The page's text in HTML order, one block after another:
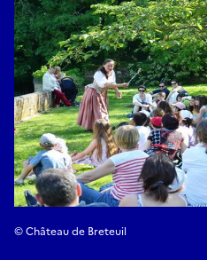
© Château de Breteuil